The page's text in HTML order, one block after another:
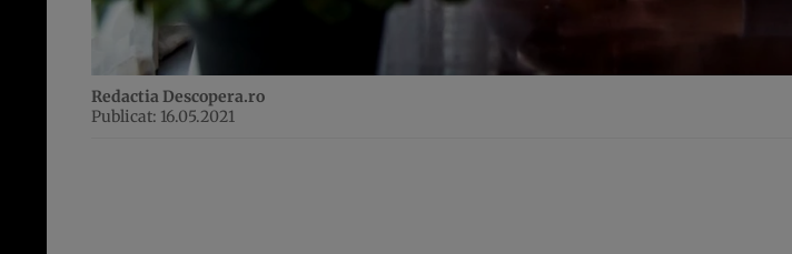
Redactia Descopera.ro
Publicat: 16.05.2021